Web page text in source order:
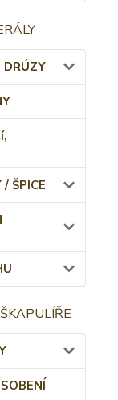
DRÚZY
ŠPICE